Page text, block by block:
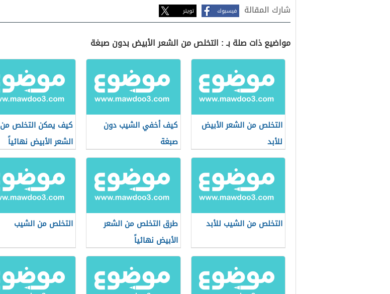
شارك المقالة فيسبوك تويتر
مواضيع ذات صلة بـ : التخلص من الشعر الأبيض بدون صبغة
التخلص من الشعر الأبيض
للأبد
كيف أخفي الشيب دون
صبغة
كيف يمكن التخلص من
الشعر الأبيض نهائياً
التخلص من الشيب للأبد
طرق التخلص من الشعر
الأبيض نهائياً
التخلص من الشيب